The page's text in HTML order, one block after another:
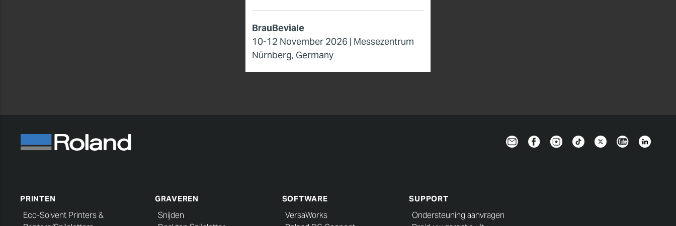
BrauBeviale
10-12 November 2026 | Messezentrum
Nürnberg, Germany
NewsletterFacebookInstagramTikTokTwitterYouTubeLinkedin
PRINTEN
Eco-Solvent Printers &
GRAVEREN
Snijden
SOFTWARE
VersaWorks
SUPPORT
Ondersteuning aanvragen